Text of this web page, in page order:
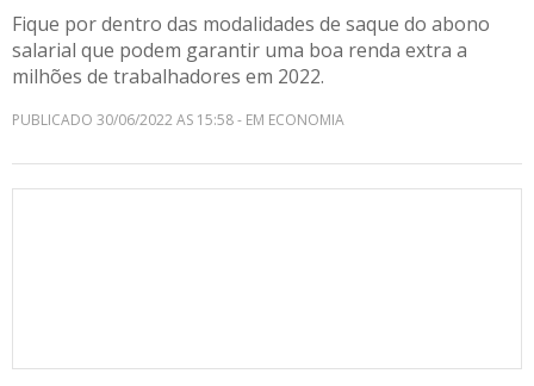
Fique por dentro das modalidades de saque do abono
salarial que podem garantir uma boa renda extra a
milhões de trabalhadores em 2022.
PUBLICADO 30/06/2022 AS 15:58 - EM ECONOMIA